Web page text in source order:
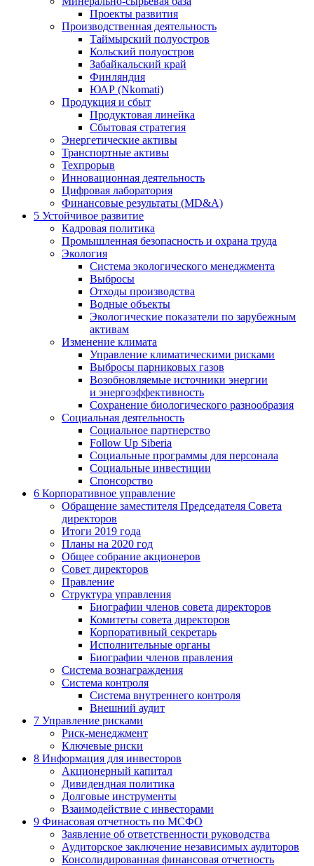
Проекты развития
Производственная деятельность
Таймырский полуостров
Кольский полуостров
Забайкальский край
Финляндия
ЮАР (Nkomati)
Продукция и сбыт
Продуктовая линейка
Сбытовая стратегия
Энергетические активы
Транспортные активы
Техпрорыв
Инновационная деятельность
Цифровая лаборатория
Финансовые результаты (MD&A)
5 Устойчивое развитие
Кадровая политика
Промышленная безопасность и охрана труда
Экология
Система экологического менеджмента
Выбросы
Отходы производства
Водные объекты
Экологические показатели по зарубежным
активам
Изменение климата
Управление климатическими рисками
Выбросы парниковых газов
Возобновляемые источники энергии
и энергоэффективность
Сохранение биологического разнообразия
Социальная деятельность
Социальное партнерство
Follow Up Siberia
Социальные программы для персонала
Социальные инвестиции
Спонсорство
6 Корпоративное управление
Обращение заместителя Председателя Совета
директоров
Итоги 2019 года
Планы на 2020 год
Общее собрание акционеров
Совет директоров
Правление
Структура управления
Биографии членов совета директоров
Комитеты совета директоров
Корпоративный секретарь
Исполнительные органы
Биографии членов правления
Система вознаграждения
Система контроля
Система внутреннего контроля
Внешний аудит
7 Управление рисками
Риск-менеджмент
Ключевые риски
8 Информация для инвесторов
Акционерный капитал
Дивидендная политика
Долговые инструменты
Взаимодействие с инвеcторами
9 Финасовая отчетность по МСФО
Заявление об ответственности руководства
Аудиторское заключение независимых аудиторов
Консолидированная финансовая отчетность